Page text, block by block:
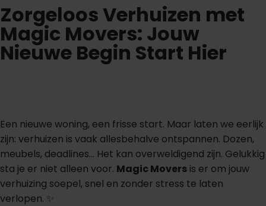
Zorgeloos Verhuizen met
Magic Movers: Jouw
Nieuwe Begin Start Hier
Een nieuwe woning, een frisse start. Maar laten we eerlijk
zijn: verhuizen is vaak allesbehalve ontspannen. Dozen,
meubels, deadlines… Het kan overweldigend zijn. Gelukkig
sta je er niet alleen voor. Magic Movers is er om jouw
verhuizing soepel, snel en zonder stress te laten
verlopen. ✨